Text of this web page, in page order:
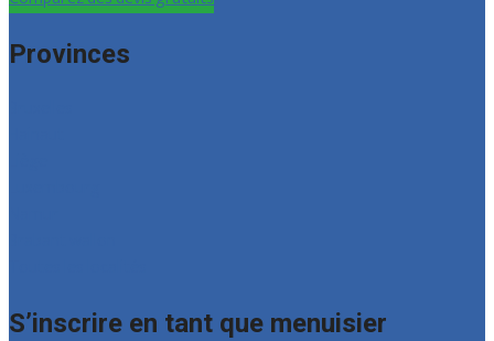
Provinces
S’inscrire en tant que menuisier